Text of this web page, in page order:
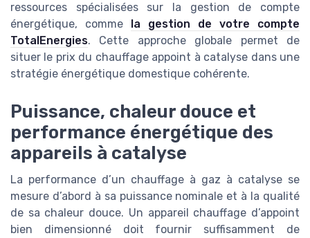
ressources spécialisées sur la gestion de compte
énergétique, comme
la gestion de votre compte
TotalEnergies. Cette approche globale permet de
situer le prix du chauffage appoint à catalyse dans une
stratégie énergétique domestique cohérente.
Puissance, chaleur douce et
performance énergétique des
appareils à catalyse
La performance d’un chauffage à gaz à catalyse se
mesure d’abord à sa puissance nominale et à la qualité
de sa chaleur douce. Un appareil chauffage d’appoint
bien dimensionné doit fournir suffisamment de